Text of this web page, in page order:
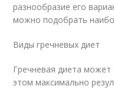
разнообразие его
можно подобрать
Виды гречневых диет
Гречневая диета
этом максимально